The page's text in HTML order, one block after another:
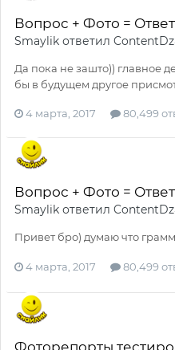
Вопрос + Фото = Ответ
Smaylik ответил
Да пока не зашто)) главное
бы в будущем другое
4 марта, 2017 80,499
Вопрос + Фото = Ответ
Smaylik ответил
Привет бро) думаю что грамм
4 марта, 2017 80,499
Фоторепорты